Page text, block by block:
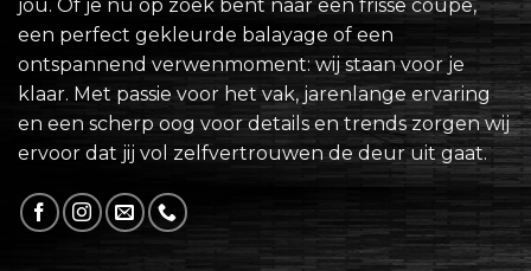
jou. Of je nu op zoek bent naar een frisse coupe,
een perfect gekleurde balayage of een
ontspannend verwenmoment: wij staan voor je
klaar. Met passie voor het vak, jarenlange ervaring
en een scherp oog voor details en trends zorgen wij
ervoor dat jij vol zelfvertrouwen de deur uit gaat.